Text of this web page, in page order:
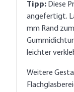
Tipp: Diese
angefertigt.
mm Rand
leichter
Weitere